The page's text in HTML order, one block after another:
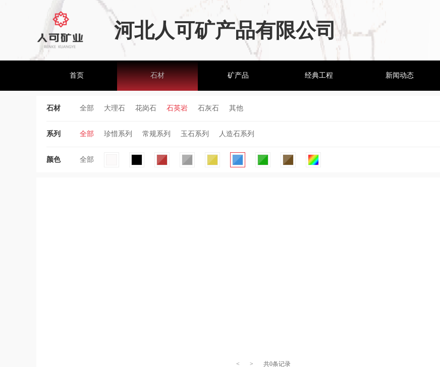
河北人可矿产品有限公司
首页 石材 矿产品 经典工程 新闻动态
石材 全部 大理石 花岗石 石英岩 石灰石 其他
系列 全部 珍惜系列 常规系列 玉石系列 人造石系列
颜色 全部
< > 共0条记录